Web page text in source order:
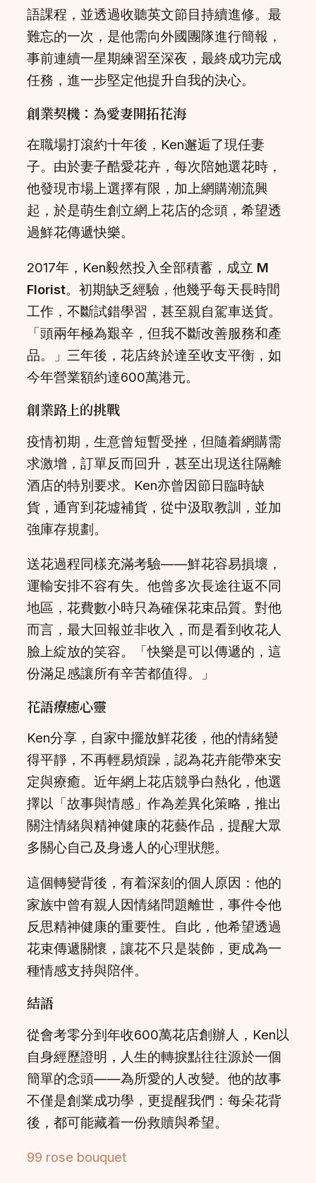
語課程，並透過收聽英文節目持續進修。最
難忘的一次，是他需向外國團隊進行簡報，
事前連續一星期練習至深夜，最終成功完成
任務，進一步堅定他提升自我的決心。
創業契機：為愛妻開拓花海
在職場打滾約十年後，Ken邂逅了現任妻
子。由於妻子酷愛花卉，每次陪她選花時，
他發現市場上選擇有限，加上網購潮流興
起，於是萌生創立網上花店的念頭，希望透
過鮮花傳遞快樂。
2017年，Ken毅然投入全部積蓄，成立 M
Florist。初期缺乏經驗，他幾乎每天長時間
工作，不斷試錯學習，甚至親自駕車送貨。
「頭兩年極為艱辛，但我不斷改善服務和產
品。」三年後，花店終於達至收支平衡，如
今年營業額約達600萬港元。
創業路上的挑戰
疫情初期，生意曾短暫受挫，但隨着網購需
求激增，訂單反而回升，甚至出現送往隔離
酒店的特別要求。Ken亦曾因節日臨時缺
貨，通宵到花墟補貨，從中汲取教訓，並加
強庫存規劃。
送花過程同樣充滿考驗——鮮花容易損壞，
運輸安排不容有失。他曾多次長途往返不同
地區，花費數小時只為確保花束品質。對他
而言，最大回報並非收入，而是看到收花人
臉上綻放的笑容。「快樂是可以傳遞的，這
份滿足感讓所有辛苦都值得。」
花語療癒心靈
Ken分享，自家中擺放鮮花後，他的情緒變
得平靜，不再輕易煩躁，認為花卉能帶來安
定與療癒。近年網上花店競爭白熱化，他選
擇以「故事與情感」作為差異化策略，推出
關注情緒與精神健康的花藝作品，提醒大眾
多關心自己及身邊人的心理狀態。
這個轉變背後，有着深刻的個人原因：他的
家族中曾有親人因情緒問題離世，事件令他
反思精神健康的重要性。自此，他希望透過
花束傳遞關懷，讓花不只是裝飾，更成為一
種情感支持與陪伴。
結語
從會考零分到年收600萬花店創辦人，Ken以
自身經歷證明，人生的轉捩點往往源於一個
簡單的念頭——為所愛的人改變。他的故事
不僅是創業成功學，更提醒我們：每朵花背
後，都可能藏着一份救贖與希望。
99 rose bouquet